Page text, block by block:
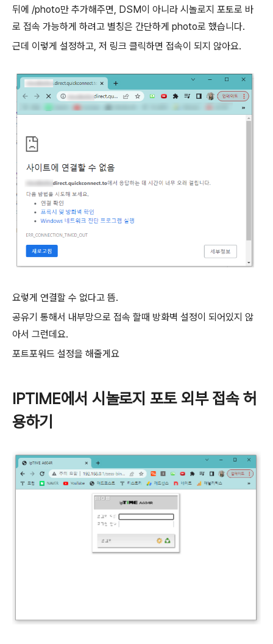
뒤에 /photo만 추가해주면, DSM이 아니라 시놀로지 포토로 바
로 접속 가능하게 하려고 별칭은 간단하게 photo로 했습니다.
근데 이렇게 설정하고, 저 링크 클릭하면 접속이 되지 않아요.
요렇게 연결할 수 없다고 뜸.
공유기 통해서 내부망으로 접속 할때 방화벽 설정이 되어있지 않
아서 그런데요.
포트포워드 설정을 해줄게요
IPTIME에서 시놀로지 포토 외부 접속 허
용하기